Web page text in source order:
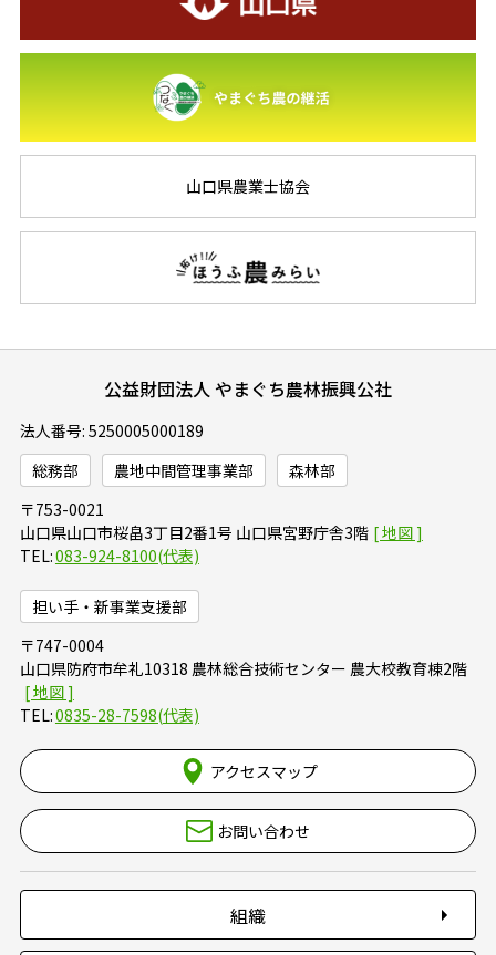
山口県農業士協会
公益財団法人 やまぐち農林振興公社
法人番号: 5250005000189
総務部
農地中間管理事業部
森林部
753-0021
山口県山口市桜畠3丁目2番1号 山口県宮野庁舎3階
083-924-8100(代表)
担い手・新事業支援部
747-0004
山口県防府市牟礼10318 農林総合技術センター 農大校教育棟2階
0835-28-7598(代表)
アクセスマップ
お問い合わせ
組織